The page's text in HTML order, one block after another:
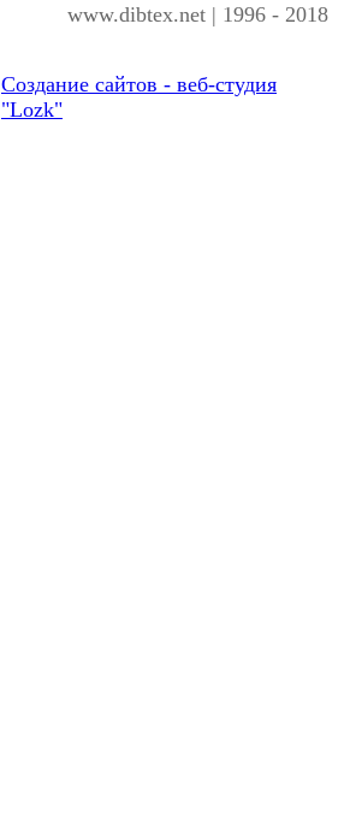
www.dibtex.net | 1996 - 2018
Создание сайтов - веб-студия
"Lozk"